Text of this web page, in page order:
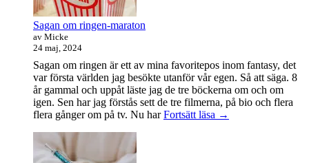
Sagan om ringen-maraton
av Micke
24 maj, 2024
Sagan om ringen är ett av mina favoritepos inom fantasy, det
var första världen jag besökte utanför vår egen. Så att säga. 8
år gammal och uppåt läste jag de tre böckerna om och om
igen. Sen har jag förstås sett de tre filmerna, på bio och flera
flera gånger om på tv. Nu harFortsätt läsa Sagan
→